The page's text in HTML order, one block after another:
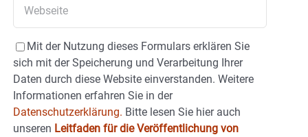
Mit der Nutzung dieses Formulars erklären Sie
sich mit der Speicherung und Verarbeitung Ihrer
Daten durch diese Website einverstanden. Weitere
Informationen erfahren Sie in der
Datenschutzerklärung. Bitte lesen Sie hier auch
unseren Leitfaden für die Veröffentlichung von